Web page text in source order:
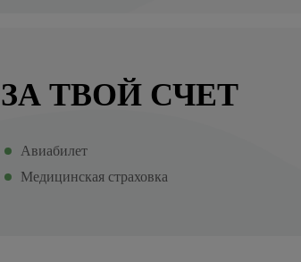
ЗА ТВОЙ СЧЕТ
Авиабилет
Медицинская страховка